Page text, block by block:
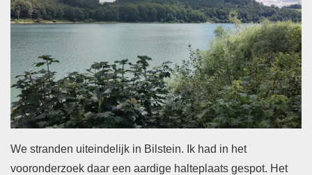
We stranden uiteindelijk in Bilstein. Ik had in het
vooronderzoek daar een aardige halteplaats gespot. Het